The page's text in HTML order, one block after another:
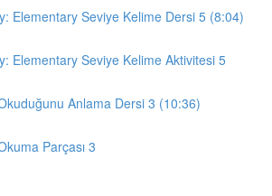
Elementary Seviye Kelime Dersi 5 (8:04)
Elementary Seviye Kelime Aktivitesi 5
Anlama Dersi 3 (10:36)
Parçası 3